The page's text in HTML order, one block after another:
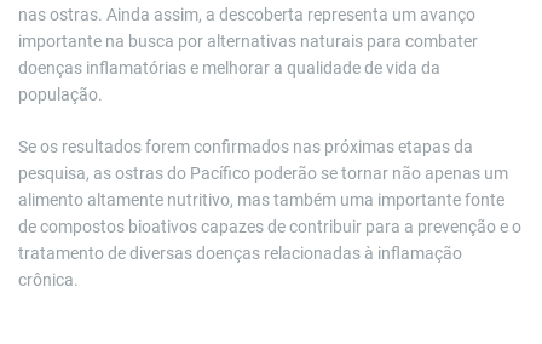
nas ostras. Ainda assim, a descoberta representa um avanço
importante na busca por alternativas naturais para combater
doenças inflamatórias e melhorar a qualidade de vida da
população.
Se os resultados forem confirmados nas próximas etapas da
pesquisa, as ostras do Pacífico poderão se tornar não apenas um
alimento altamente nutritivo, mas também uma importante fonte
de compostos bioativos capazes de contribuir para a prevenção e o
tratamento de diversas doenças relacionadas à inflamação
crônica.